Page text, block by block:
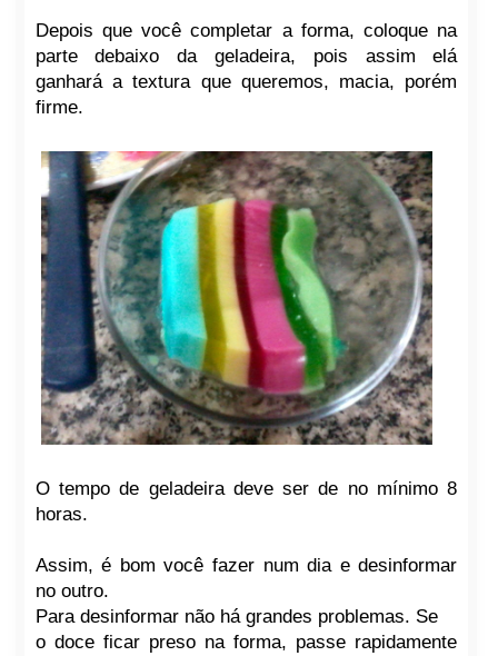
Depois que você completar a forma, coloque na
parte debaixo da geladeira, pois assim elá
ganhará a textura que queremos, macia, porém
firme.
O tempo de geladeira deve ser de no mínimo 8
horas.
Assim, é bom você fazer num dia e desinformar
no outro.
Para desinformar não há grandes problemas. Se
o doce ficar preso na forma, passe rapidamente